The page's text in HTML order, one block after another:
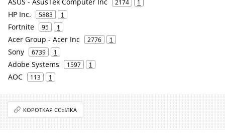
2174 1
HP Inc. 5883 1
Fortnite 95 1
Acer Group - Acer Inc 2776 1
Sony 6739 1
Adobe Systems 1597 1
AOC 113 1
КОРОТКАЯ ССЫЛКА